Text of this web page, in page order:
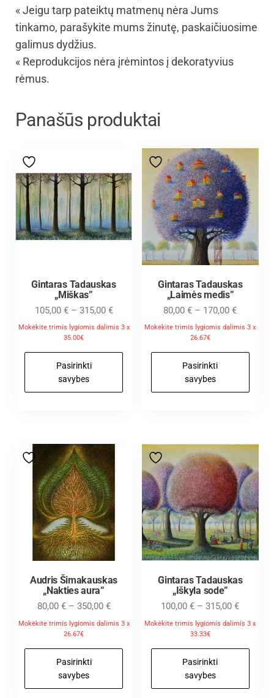
« Jeigu tarp pateiktų matmenų nėra Jums
tinkamo, parašykite mums žinutę, paskaičiuosime
galimus dydžius.
« Reprodukcijos nėra įrėmintos į dekoratyvius
rėmus.
Panašūs produktai
Gintaras Tadauskas
„Miškas”
105,00 € – 315,00 €
Mokėkite trimis lygiomis dalimis 3 x
35.00€
Pasirinkti
savybes
Gintaras Tadauskas
„Laimės medis”
80,00€ – 170,00€
Mokėkite trimis lygiomis dalimis 3 x
26.67€
Pasirinkti
savybes
Audris Šimakauskas
„Nakties aura”
80,00 € – 350,00 €
Mokėkite trimis lygiomis dalimis 3 x
26.67€
Pasirinkti
savybes
Gintaras Tadauskas
„Iškyla sode”
100,00€ – 315,00€
Mokėkite trimis lygiomis dalimis 3 x
33.33€
Pasirinkti
savybes